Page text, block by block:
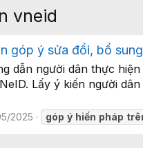
vneid
góp ý sửa đổi, bổ
dẫn người dân thực
Lấy ý kiến người
2025 góp ý hiến pháp